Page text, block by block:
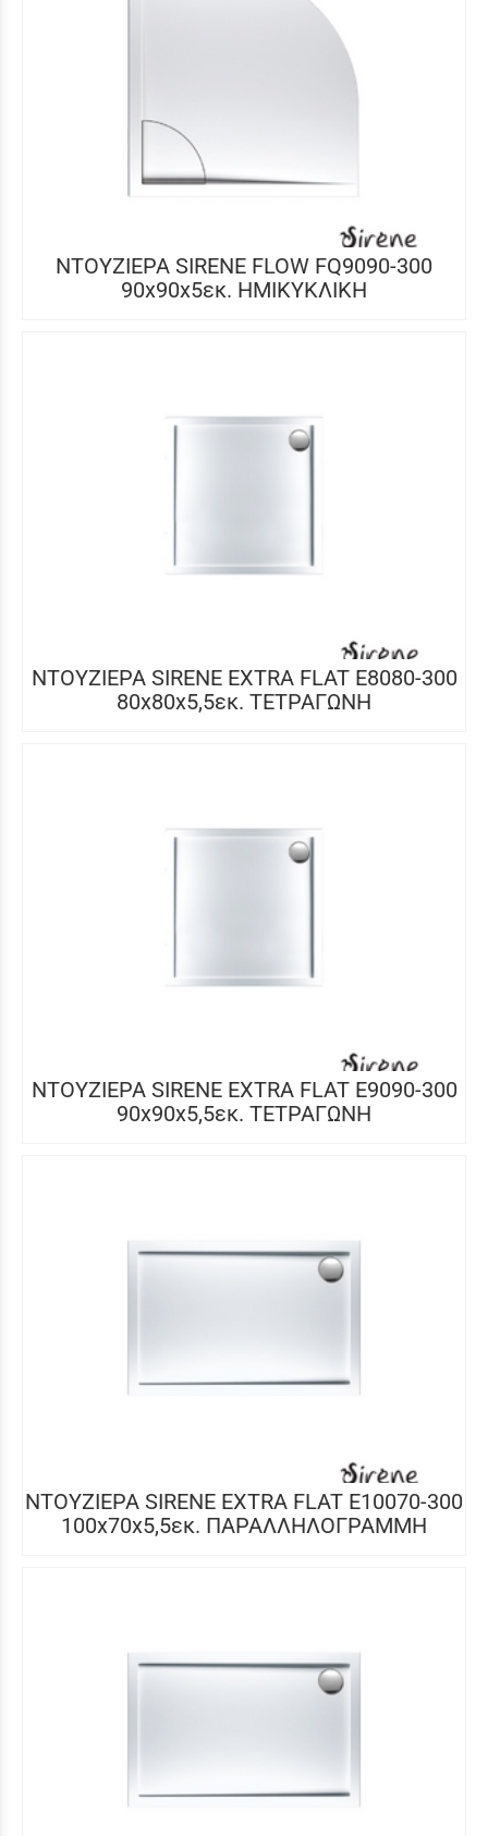
ΝΤΟΥΖΙΕΡΑ SIRENE FLOW FQ9090-300
90x90x5εκ. ΗΜΙΚΥΚΛΙΚΗ
ΝΤΟΥΖΙΕΡΑ SIRENE EXTRA FLAT E8080-300
80x80x5,5εκ. ΤΕΤΡΑΓΩΝΗ
ΝΤΟΥΖΙΕΡΑ SIRENE EXTRA FLAT E9090-300
90x90x5,5εκ. ΤΕΤΡΑΓΩΝΗ
ΝΤΟΥΖΙΕΡΑ SIRENE EXTRA FLAT E10070-300
100x70x5,5εκ. ΠΑΡΑΛΛΗΛΟΓΡΑΜΜΗ